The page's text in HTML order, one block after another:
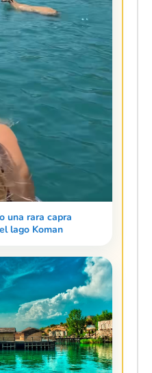
una rara capra
lago Koman